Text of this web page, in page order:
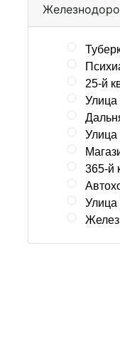
25-й
Улица
Улица
365-й